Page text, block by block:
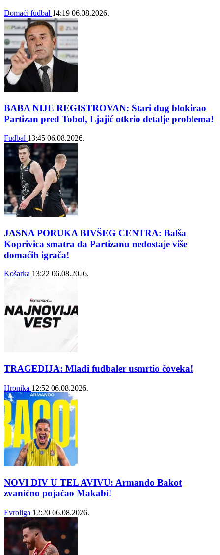
Domaći fudbal 14:19 06.08.2026.
BABA NIJE REGISTROVAN: Stari dug blokirao
Partizan pred Tobol, Ljajić otkrio detalje problema!
Fudbal 13:45 06.08.2026.
JASNA PORUKA BIVŠEG CENTRA: Balša
Koprivica smatra da Partizanu nedostaje više
domaćih igrača!
Košarka 13:22 06.08.2026.
TRAGEDIJA: Mladi fudbaler usmrtio čoveka!
Hronika 12:52 06.08.2026.
NOVI DIV U TEL AVIVU: Armando Bakot
zvanično pojačao Makabi!
Evroliga 12:20 06.08.2026.